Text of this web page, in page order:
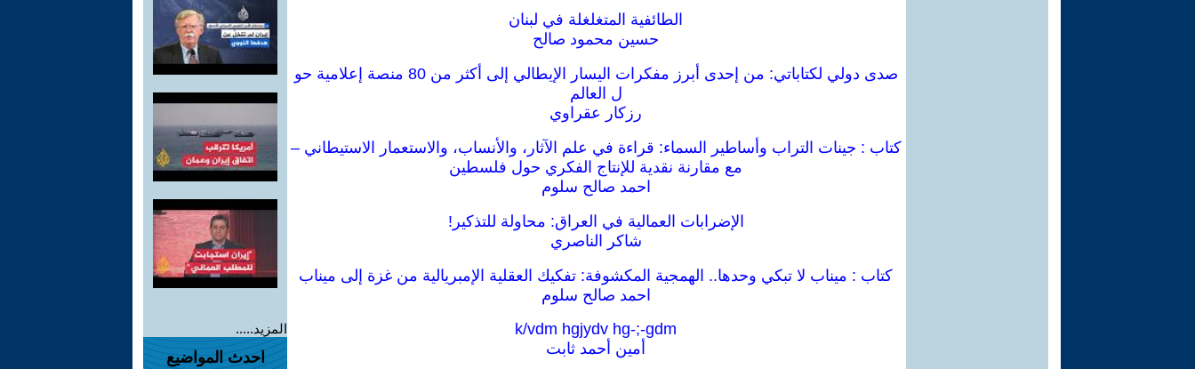
الطائفية المتغلغلة في لبنان
حسين محمود صالح
صدى دولي لكتاباتي: من إحدى أبرز مفكرات اليسار الإيطالي إلى أكثر من 80 منصة إعلامية حو
ل العالم
رزكار عقراوي
كتاب : جينات التراب وأساطير السماء: قراءة في علم الآثار، والأنساب، والاستعمار الاستيطاني –
مع مقارنة نقدية للإنتاج الفكري حول فلسطين
احمد صالح سلوم
الإضرابات العمالية في العراق: محاولة للتذكير!
شاكر الناصري
كتاب : ميناب لا تبكي وحدها.. الهمجية المكشوفة: تفكيك العقلية الإمبريالية من غزة إلى ميناب
احمد صالح سلوم
k/vdm hgjydv hg-;-gdm
أمين أحمد ثابت
المزيد.....
احدث المواضيع